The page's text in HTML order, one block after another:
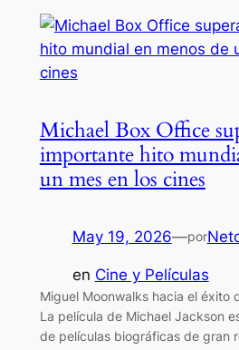
Michael Box Office
importante hito
un mes en los cines
May 19, 2026—por
en Cine y Películas
Miguel Moonwalks hacia el éxito
La película de Michael Jackson
de películas biográficas de gran